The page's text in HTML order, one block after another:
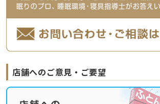
店舗へのご意見・ご要望